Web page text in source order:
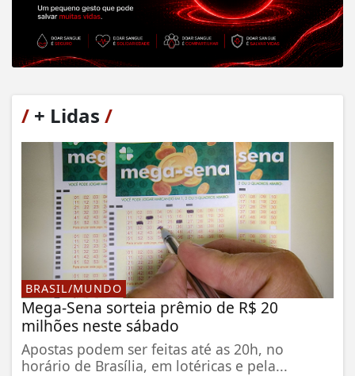
/ + Lidas /
BRASIL/MUNDO
Mega-Sena sorteia prêmio de R$ 20
milhões neste sábado
Apostas podem ser feitas até as 20h, no
horário de Brasília, em lotéricas e pela...